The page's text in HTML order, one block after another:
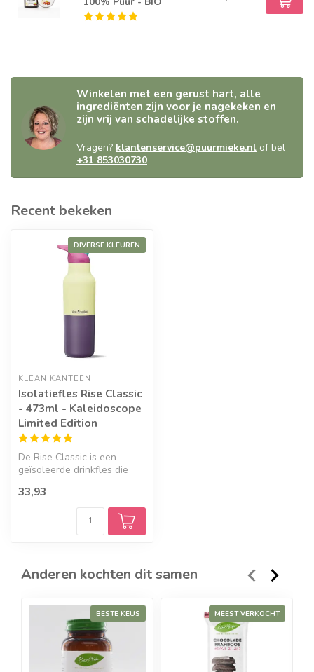
Winkelen met een gerust hart, alle
ingrediënten zijn voor je nagekeken en
zijn vrij van schadelijke stoffen.
Vragen? klantenservice@puurmieke.nl of bel
+31 853030730
Recent bekeken
DIVERSE KLEUREN
KLEAN KANTEEN
Isolatiefles Rise Classic
- 473ml - Kaleidoscope
Limited Edition
De Rise Classic is een
geïsoleerde drinkfles die
samenbren...
33,93
Anderen kochten dit samen
BESTE KEUS MEEST VERKOCHT